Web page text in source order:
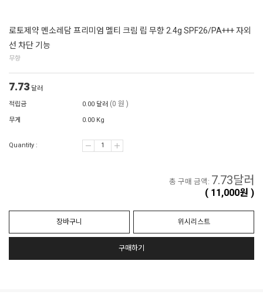
로토제약 멘소레담 프리미엄 멜티 크림 립 무향 2.4g SPF26/PA+++ 자외
선 차단 기능
무향
7.73 달러
적립금
0.00 달러 (0 원 )
무게 0.00 Kg
Quantity :
총 구매 금액: 7.73달러
( 11,000원 )
장바구니 위시리스트
구매하기